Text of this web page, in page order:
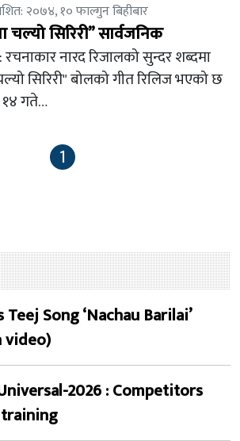
२०७४, १० फाल्गुन बिहीबार
चल्यो सिरिरी” सार्वजनिक
नारद रिजालको सुन्दर शब्दमा
सिरिरी" बोलको गीत रिलिज भएको छ
१४ गते…
1
Teej Song ‘Nachau Barilai’
video)
2026 : Competitors